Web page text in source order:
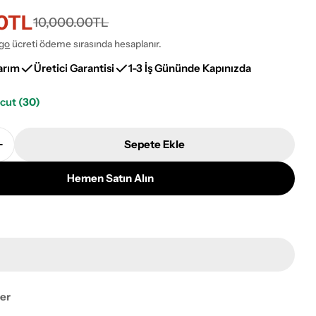
10,000.00TL
ücreti ödeme sırasında hesaplanır.
Üretici Garantisi 1-3 İş Gününde Kapınızda
(30)
Serisi S818A Lüks Modal Seccade - Mavi, Bordo
Serisi S818A Lüks Modal Seccade - Mavi,
Sepete Ekle
Hemen Satın Alın